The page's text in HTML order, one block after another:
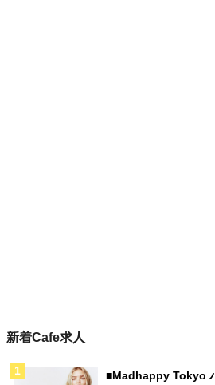
新着Cafe求人
■Madhappy Tokyo